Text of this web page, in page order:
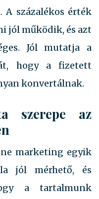
A százalékos érték
jól működik, és azt
Jól mutatja a
hogy a fizetett
konvertálnak.
szerepe az
marketing egyik
jól mérhető, és
a tartalmunk